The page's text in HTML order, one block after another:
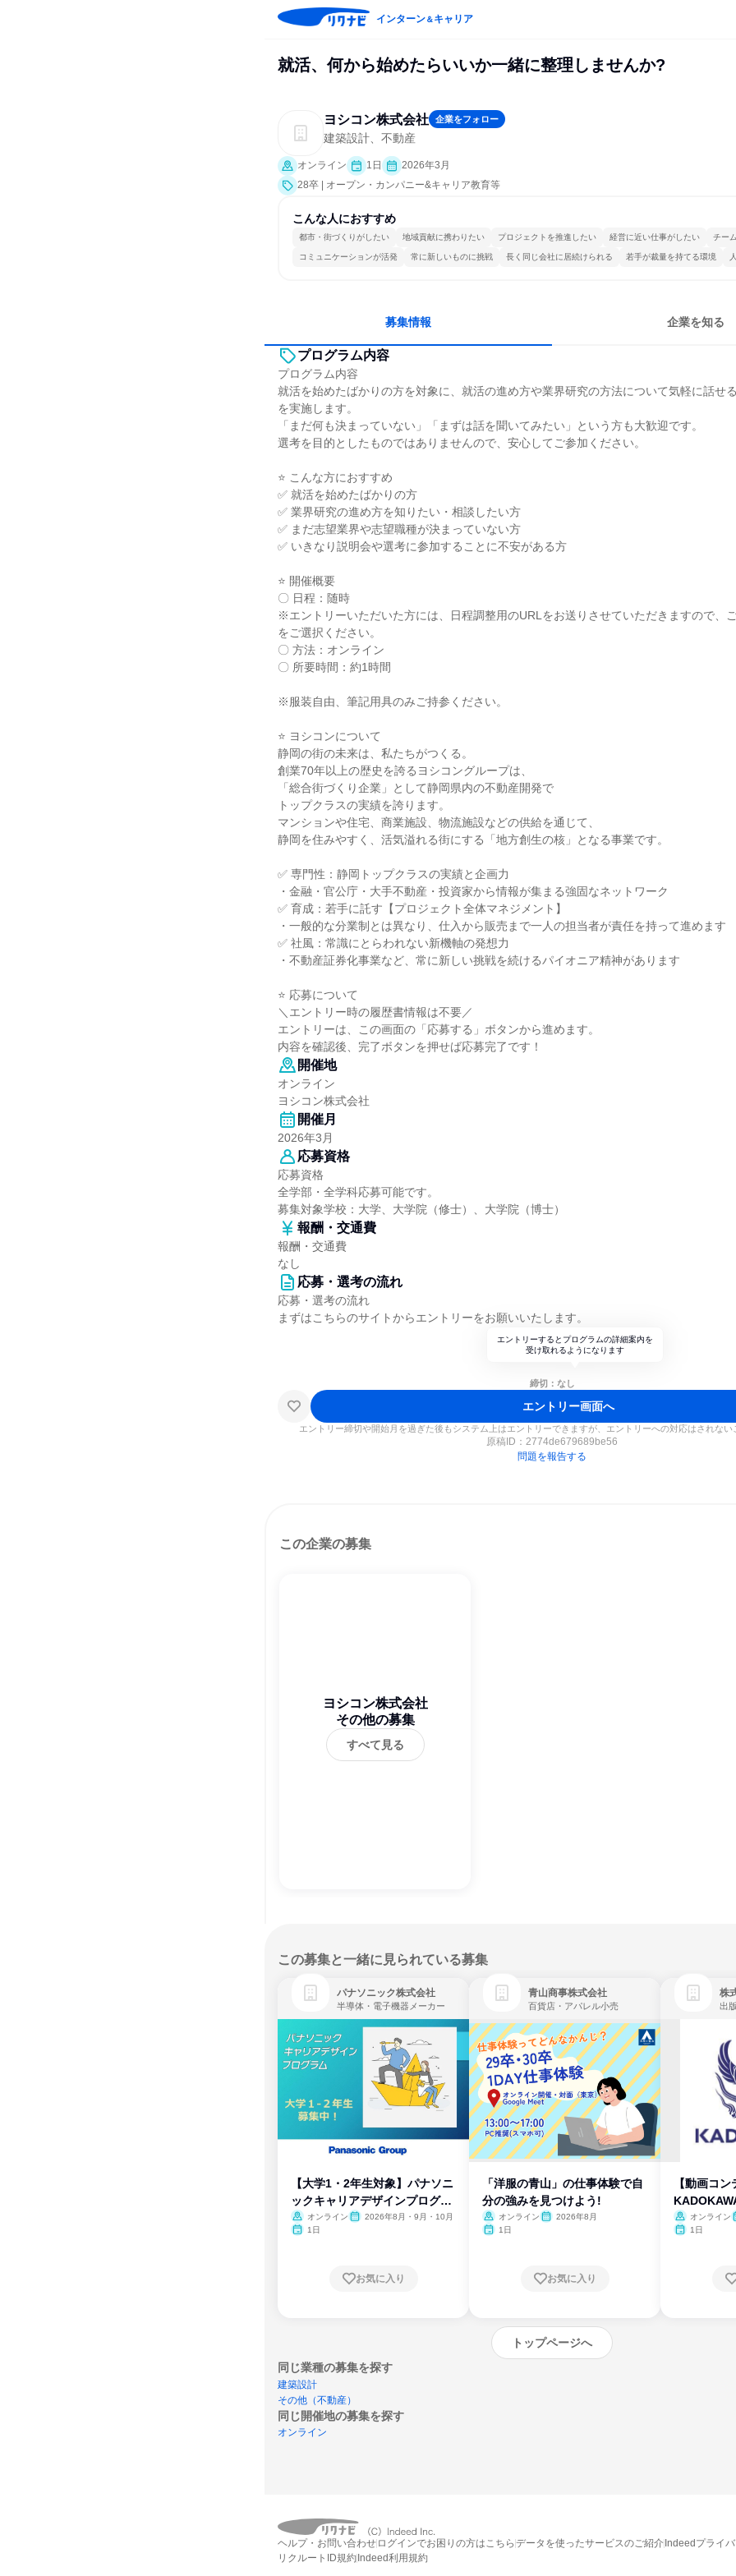
インターン＆キャリア
就活、何から始めたらいいか一緒に整理しませんか?
ヨシコン株式会社 企業をフォロー
建築設計、不動産
オンライン 1日
2026年3月
28卒 | オープン・カンパニー&キャリア教育等
こんな人におすすめ
都市・街づくりがしたい 地域貢献に携わりたい プロジェクトを推進したい 経営に近い仕事がしたい チー
コミュニケーションが活発 常に新しいものに挑戦 長く同じ会社に居続けられる 若手が裁量を持てる環境
募集情報 企業を知る
プログラム内容
プログラム内容
就活を始めたばかりの方を対象に、就活の進め方や業界研究の方法について気軽に話せ
を実施します。
「まだ何も決まっていない」「まずは話を聞いてみたい」という方も大歓迎です。
選考を目的としたものではありませんので、安心してご参加ください。
⭐ こんな方におすすめ
✅ 就活を始めたばかりの方
✅ 業界研究の進め方を知りたい・相談したい方
✅ まだ志望業界や志望職種が決まっていない方
✅ いきなり説明会や選考に参加することに不安がある方
⭐ 開催概要
〇 日程：随時
※エントリーいただいた方には、日程調整用のURLをお送りさせていただきますので、
をご選択ください。
〇 方法：オンライン
〇 所要時間：約1時間
※服装自由、筆記用具のみご持参ください。
⭐ ヨシコンについて
静岡の街の未来は、私たちがつくる。
創業70年以上の歴史を誇るヨシコングループは、
「総合街づくり企業」として静岡県内の不動産開発で
トップクラスの実績を誇ります。
マンションや住宅、商業施設、物流施設などの供給を通じて、
静岡を住みやすく、活気溢れる街にする「地方創生の核」となる事業です。
✅ 専門性：静岡トップクラスの実績と企画力
・金融・官公庁・大手不動産・投資家から情報が集まる強固なネットワーク
✅ 育成：若手に託す【プロジェクト全体マネジメント】
・一般的な分業制とは異なり、仕入から販売まで一人の担当者が責任を持って進めます
✅ 社風：常識にとらわれない新機軸の発想力
・不動産証券化事業など、常に新しい挑戦を続けるパイオニア精神があります
⭐ 応募について
＼エントリー時の履歴書情報は不要／
エントリーは、この画面の「応募する」ボタンから進めます。
内容を確認後、完了ボタンを押せば応募完了です！
開催地
オンライン
ヨシコン株式会社
開催月
2026年3月
応募資格
応募資格
全学部・全学科応募可能です。
募集対象学校：大学、大学院（修士）、大学院（博士）
報酬・交通費
報酬・交通費
なし
応募・選考の流れ
応募・選考の流れ
まずはこちらのサイトからエントリーをお願いいたします。
エントリーするとプログラムの詳細案内を
受け取れるようになります
締切：なし
エントリー画面へ
エントリー締切や開始月を過ぎた後もシステム上はエントリーできますが、エントリーへの対応はされない
原稿ID： 2774de679689be56
問題を報告する
この企業の募集
ヨシコン株式会社
その他の募集
すべて見る
この募集と一緒に見られている募集
パナソニック株式会社
半導体・電子機器メーカー
【大学1・2年生対象】パナソニ
ックキャリアデザインプログラ
ム
オンライン
2026年8月・9月・10月
1日
お気に入り
青山商事株式会社
百貨店・アパレル小売
「洋服の青山」の仕事体験で自
分の強みを見つけよう!
オンライン
2026年8月
1日
お気に入り
株
出
【動画コン
オンライン
1日
トップページへ
同じ業種の募集を探す
建築設計
その他（不動産）
同じ開催地の募集を探す
オンライン
締切：なし
ヘルプ・お問い合わせ ログインでお困りの方はこちら データを使ったサービスのご紹介 Indeedプライ
リクルートID規約 Indeed利用規約